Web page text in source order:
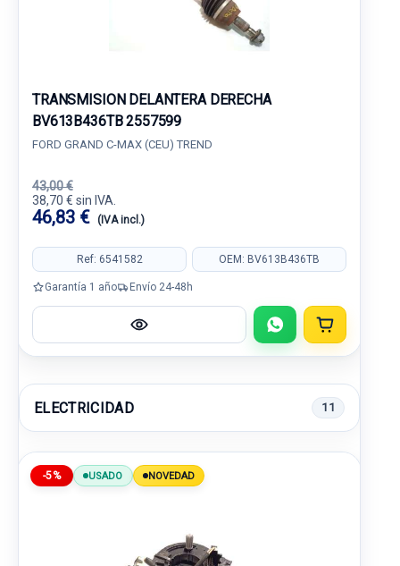
TRANSMISION DELANTERA DERECHA
BV613B436TB 2557599
FORD GRAND C-MAX (CEU) TREND
43,00 €
38,70 € sin IVA.
46,83 € (IVA incl.)
Ref: 6541582 OEM: BV613B436TB
Garantía 1 año Envío 24-48h
ELECTRICIDAD 11
-5% USADO NOVEDAD